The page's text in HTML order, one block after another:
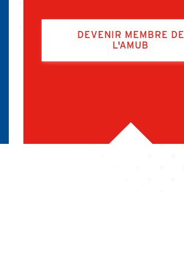
DEVENIR MEMBRE DE
L'AMUB